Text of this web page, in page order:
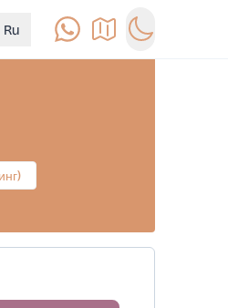
Ru ПозвонитьКак доехатьSwitch to